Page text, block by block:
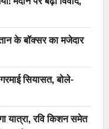
के बॉक्सर का मजेदार
सियासत, बोले-
यात्रा, रवि किशन समेत